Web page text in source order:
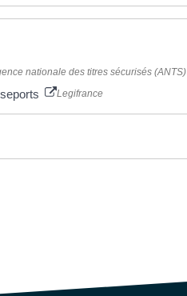
nationale des titres sécurisés (ANTS)
Legifrance